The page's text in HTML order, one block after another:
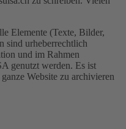
Elemente (Texte, Bilder,
sind urheberrechtlich
und im Rahmen
genutzt werden. Es ist
Website zu archivieren